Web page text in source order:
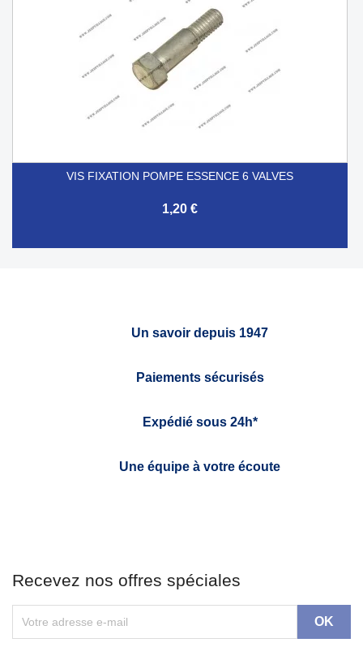
VIS FIXATION POMPE ESSENCE 6 VALVES
1,20 €
Un savoir depuis 1947
Paiements sécurisés
Expédié sous 24h*
Une équipe à votre écoute
Recevez nos offres spéciales